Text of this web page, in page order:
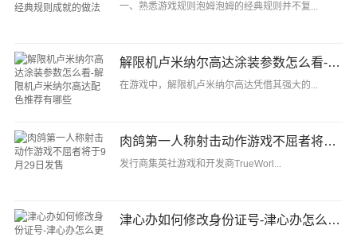
一、熟悉游戏规则泡姆泡姆的经典规则并不复...
解限机卢米纳尔高达涂装参数怎么看-解限机卢米纳尔高达配色推荐有哪些
在游戏中，解限机卢米纳尔高达凭借其强大的...
肉鸽第一人称射击动作游戏不屈者将于9月29日发售
发行商集英社游戏和开发商TrueWorl...
津心办如何修改身份证号-津心办怎么更改身份证号码